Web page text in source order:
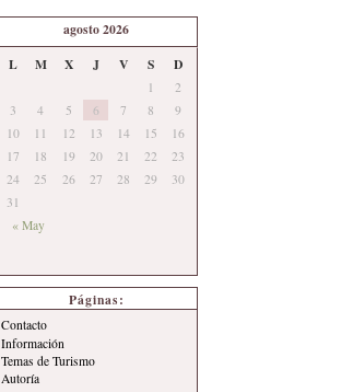
agosto 2026
L
M X J V S D
« May
1
2
3
4 5 6 7 8
9
10
11 12 13 14 15
16
17
18 19 20 21 22
23
24
25 26 27 28 29
30
31
Páginas:
Contacto
Información
Temas de Turismo
Autoría